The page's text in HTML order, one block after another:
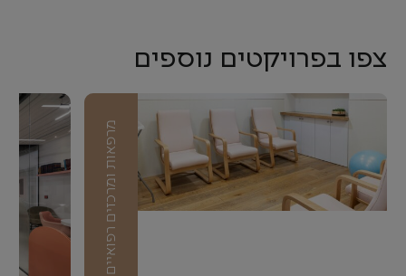
צפו בפרויקטים נוספים
מרפאות ומרכזים רפואיים